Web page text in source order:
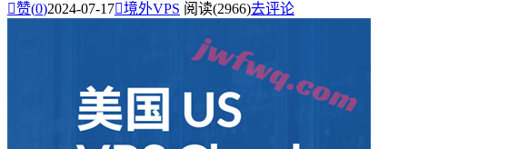
赞(0)2024-07-17境外VPS 阅读(2966)去评论